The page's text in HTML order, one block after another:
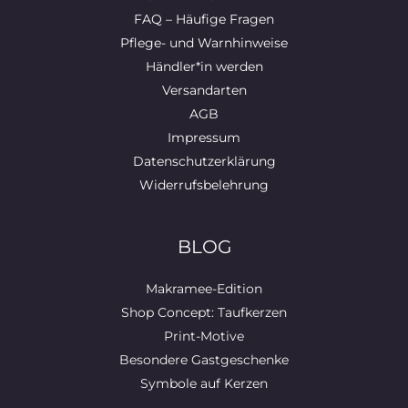
FAQ – Häufige Fragen
Pflege- und Warnhinweise
Händler*in werden
Versandarten
AGB
Impressum
Datenschutzerklärung
Widerrufsbelehrung
BLOG
Makramee-Edition
Shop Concept: Taufkerzen
Print-Motive
Besondere Gastgeschenke
Symbole auf Kerzen